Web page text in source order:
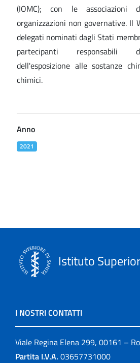
(IOMC); con le
organizzazioni non governative. Il
delegati nominati dagli Stati
partecipanti responsabili
dell'esposizione alle sostanze
chimici.
Anno
2021
Istituto
I NOSTRI CONTATTI
Viale Regina Elena 299, 00161 –
Partita I.V.A. 03657731000